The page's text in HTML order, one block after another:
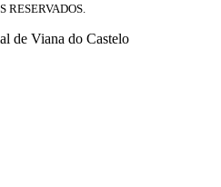
RESERVADOS.
de Viana do Castelo